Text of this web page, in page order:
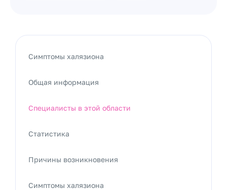
Симптомы халязиона
Общая информация
Специалисты в этой области
Статистика
Причины возникновения
Симптомы халязиона